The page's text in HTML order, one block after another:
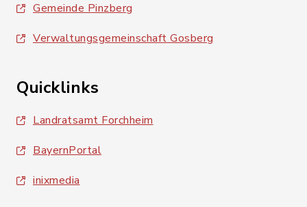
Gemeinde Pinzberg
Verwaltungsgemeinschaft Gosberg
Quicklinks
Landratsamt Forchheim
BayernPortal
inixmedia